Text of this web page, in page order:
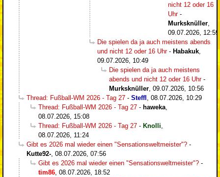
nicht 12 oder 16
Uhr-
Murksknüller
09.07.2026, 12:59
Die spielen da ja auch meistens abends
und nicht 12 oder 16 Uhr- Habakuk
09.07.2026, 10:49
Die spielen da ja auch meistens
abends und nicht 12 oder 16 Uhr-
Murksknüller 09.07.2026, 10:56
Thread: Fußball-WM 2026 - Tag 27 - Steffl
08.07.2026, 10:29
Thread: Fußball-WM 2026 - Tag 27 - haweka
08.07.2026, 15:08
Thread: Fußball-WM 2026 - Tag 27 - Knolli
08.07.2026, 11:24
Gibt es 2026 mal wieder einen "Sensationsweltmeister"? -
Kutte92- 08.07.2026, 07:56
Gibt es 2026 mal wieder einen "Sensationsweltmeister"? -
tim86 08.07.2026, 18:52